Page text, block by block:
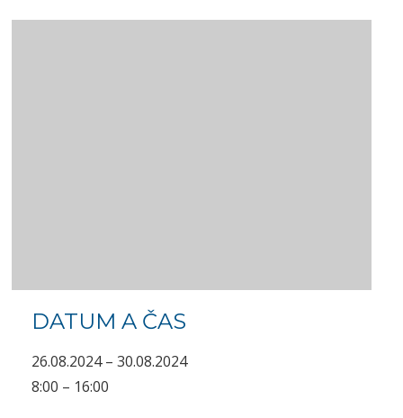
DATUM A ČAS
26.08.2024 – 30.08.2024
8:00 – 16:00